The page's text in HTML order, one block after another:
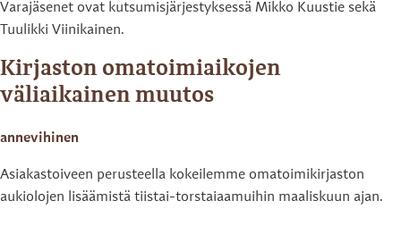
Varajäsenet ovat kutsumisjärjestyksessä Mikko Kuustie sekä
Tuulikki Viinikainen.
Kirjaston omatoimiaikojen
väliaikainen muutos
annevihinen
Asiakastoiveen perusteella kokeilemme omatoimikirjaston
aukiolojen lisäämistä tiistai-torstaiaamuihin maaliskuun ajan.